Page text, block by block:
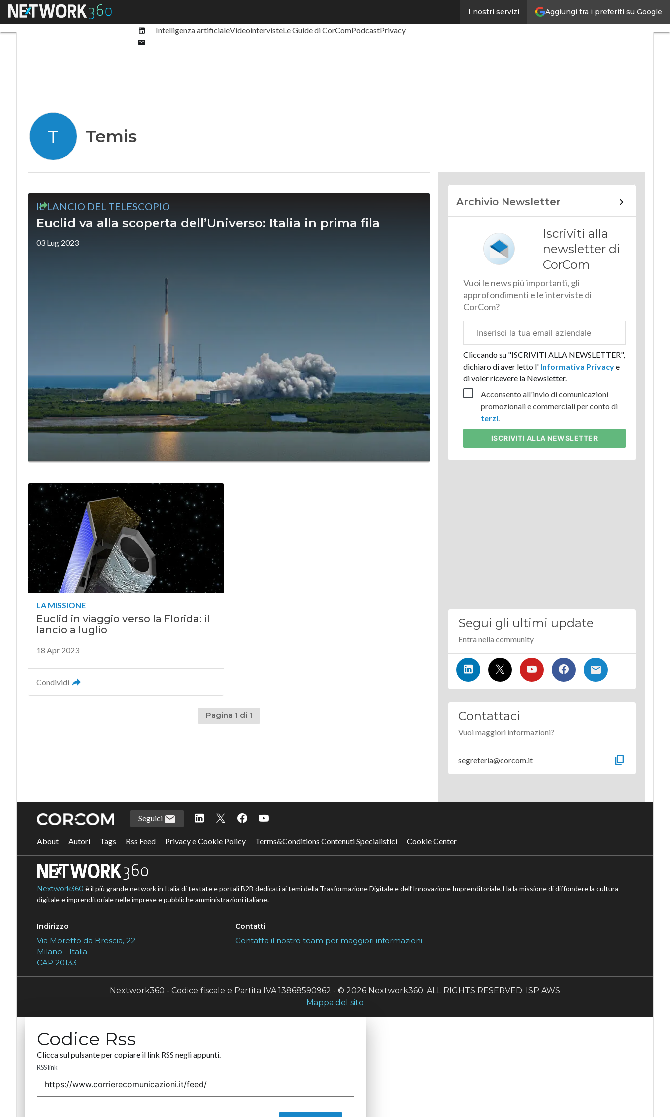
Aggiungi tra i preferiti su Google
I nostri servizi
Menu
Linkedin
Intelligenza artificialeVideointervisteLe Guide di CorComPodcastPrivacy
T Temis
IL LANCIO DEL TELESCOPIO
Euclid va alla scoperta dell’Universo: Italia in prima fila
03 Lug 2023
LA MISSIONE
Euclid in viaggio verso la Florida: il
lancio a luglio
18 Apr 2023
Condividi
Pagina 1 di 1
Archivio Newsletter
Iscriviti alla
newsletter di
CorCom
Vuoi le news più importanti, gli
approfondimenti e le interviste di
CorCom?
aziendale
Cliccando su "ISCRIVITI ALLA NEWSLETTER",
dichiaro di aver letto l'Informativa Privacye
di voler ricevere la Newsletter.
Acconsento all'invio di comunicazioni
promozionali e commerciali per conto di
terzi.
ISCRIVITI ALLA NEWSLETTER
Segui gli ultimi update
Entra nella community
Contattaci
Vuoi maggiori informazioni?
segreteria@corcom.it content_copy
Seguici
About Autori Tags Rss Feed Privacy e Cookie Policy Terms&Conditions Contenuti Specialistici Cookie Center
Nextwork360 è il più grande network in Italia di testate e portali B2B dedicati ai temi della Trasformazione Digitale e dell’Innovazione Imprenditoriale. Ha la missione di diffondere la cultura
digitale e imprenditoriale nelle imprese e pubbliche amministrazioni italiane.
Indirizzo
Via Moretto da Brescia, 22
Milano - Italia
CAP 20133
Contatti
Contatta il nostro team per maggiori informazioni
Nextwork360 - Codice fiscale e Partita IVA 13868590962 - © 2026 Nextwork360. ALL RIGHTS RESERVED. ISP AWS
Mappa del sito
Codice Rss
Clicca sul pulsante per copiare il link RSS negli appunti.
RSS link